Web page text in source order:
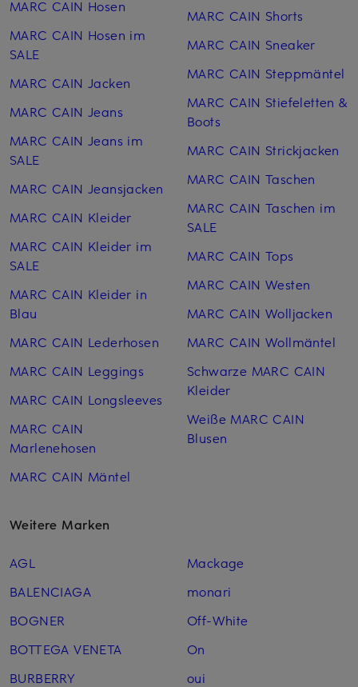
MARC CAIN Hosen
MARC CAIN Hosen im
SALE
MARC CAIN Jacken
MARC CAIN Jeans
MARC CAIN Jeans im
SALE
MARC CAIN Jeansjacken
MARC CAIN Kleider
MARC CAIN Kleider im
SALE
MARC CAIN Kleider in
Blau
MARC CAIN Lederhosen
MARC CAIN Leggings
MARC CAIN Longsleeves
MARC CAIN
Marlenehosen
MARC CAIN Mäntel
MARC CAIN Shorts
MARC CAIN Sneaker
MARC CAIN Steppmäntel
MARC CAIN Stiefeletten &
Boots
MARC CAIN Strickjacken
MARC CAIN Taschen
MARC CAIN Taschen im
SALE
MARC CAIN Tops
MARC CAIN Westen
MARC CAIN Woll­jacken
MARC CAIN Woll­mäntel
Schwarze MARC CAIN
Kleider
Weiße MARC CAIN
Blusen
Weitere Marken
AGL
BALENCIAGA
BOGNER
BOTTEGA VENETA
BURBERRY
Mackage
monari
Off-White
On
oui